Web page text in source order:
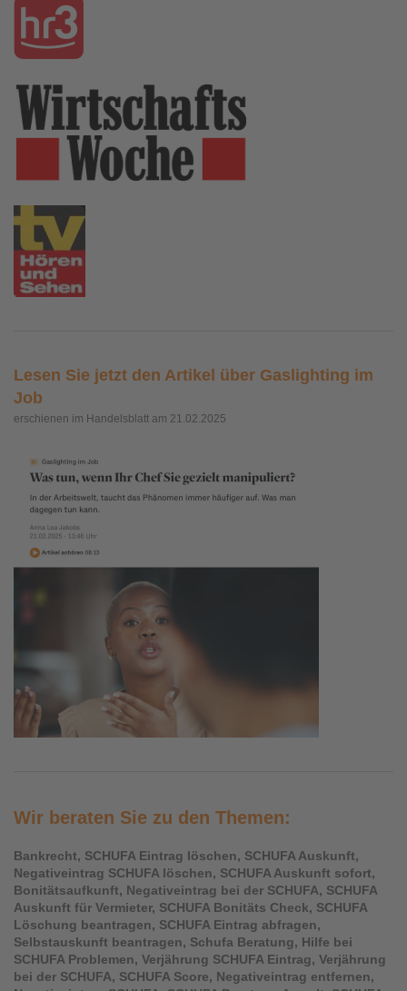
Lesen Sie jetzt den Artikel über Gaslighting im
Job
erschienen im Handelsblatt am 21.02.2025
Wir beraten Sie zu den Themen:
Bankrecht, SCHUFA Eintrag löschen, SCHUFA Auskunft,
Negativeintrag SCHUFA löschen, SCHUFA Auskunft sofort,
Bonitätsaufkunft, Negativeintrag bei der SCHUFA, SCHUFA
Auskunft für Vermieter, SCHUFA Bonitäts Check, SCHUFA
Löschung beantragen, SCHUFA Eintrag abfragen,
Selbstauskunft beantragen, Schufa Beratung, Hilfe bei
SCHUFA Problemen, Verjährung SCHUFA Eintrag, Verjährung
bei der SCHUFA, SCHUFA Score, Negativeintrag entfernen,